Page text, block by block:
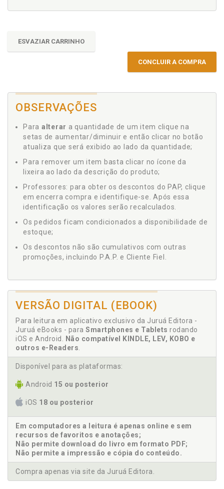
ESVAZIAR CARRINHO
CONCLUIR A COMPRA
OBSERVAÇÕES
Para alterar a quantidade de um item clique na
setas de aumentar/diminuir e então clicar no botão
atualiza que será exibido ao lado da quantidade;
Para remover um item basta clicar no ícone da
lixeira ao lado da descrição do produto;
Professores: para obter os descontos do PAP, clique
em encerra compra e identifique-se. Após essa
identificação os valores serão recalculados.
Os pedidos ficam condicionados a disponibilidade de
estoque;
Os descontos não são cumulativos com outras
promoções, incluindo P.A.P. e Cliente Fiel.
VERSÃO DIGITAL (EBOOK)
Para leitura em aplicativo exclusivo da Juruá Editora -
Juruá eBooks - para Smartphones e Tablets rodando
iOS e Android.
Não compatível KINDLE, LEV, KOBO e
outros e-Readers
Disponível para as plataformas:
Android 15 ou posterior
iOS 18 ou posterior
Em computadores a leitura é apenas online e sem
recursos de favoritos e anotações;
Não permite download do livro em formato PDF;
Não permite a impressão e cópia do conteúdo.
Compra apenas via site da Juruá Editora.